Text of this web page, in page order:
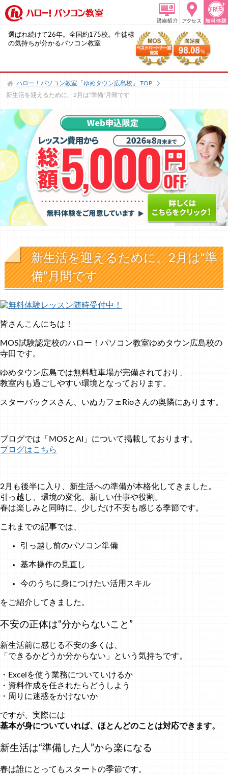
選ばれ続けて26年。全国約175校。生徒様
の気持ちが分かるパソコン教室
ハロー！パソコン教室「ゆめタウン広島校」
TOP
新生活を迎えるために。2月は“準備”月間です
新生活を迎えるために。2月は“準
備”月間です
皆さんこんにちは！
MOS試験認定校のハロー！パソコン教室ゆめタウン広島校の
寺田です。
ゆめタウン広島では無料駐車場が完備されており、
教室内も過ごしやすい環境となっております。
スターバックスさん、いぬカフェRioさんの奥隣にあります。
ブログでは「MOSとAI」について掲載しております。
ブログはこちら
2月も後半に入り、新生活への準備が本格化してきました。
引っ越し、環境の変化、新しい仕事や役割。
春は楽しみと同時に、少しだけ不安も感じる季節です。
これまでの記事では、
引っ越し前のパソコン準備
基本操作の見直し
今のうちに身につけたい活用スキル
をご紹介してきました。
不安の正体は“分からないこと”
新生活前に感じる不安の多くは、
「できるかどうか分からない」という気持ちです。
・Excelを使う業務についていけるか
・資料作成を任されたらどうしよう
・周りに迷惑をかけないか
ですが、実際には
基本が身についていれば、ほとんどのことは対応できます。
新生活は“準備した人”から楽になる
春は誰にとってもスタートの季節です。